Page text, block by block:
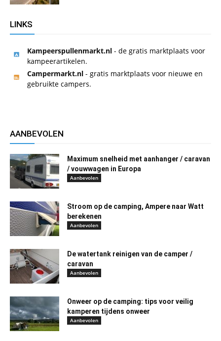
LINKS
Kampeerspullenmarkt.nl - de gratis marktplaats voor
kampeerartikelen.
Campermarkt.nl - gratis marktplaats voor nieuwe en
gebruikte campers.
AANBEVOLEN
Maximum snelheid met aanhanger / caravan
/ vouwwagen in Europa
Aanbevolen
Stroom op de camping, Ampere naar Watt
berekenen
Aanbevolen
De watertank reinigen van de camper /
caravan
Aanbevolen
Onweer op de camping: tips voor veilig
kamperen tijdens onweer
Aanbevolen